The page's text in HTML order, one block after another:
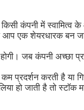
कंपनी में स्वामित्व
आप एक शेयरधारक बन
जब कंपनी अच्छा
प्रदर्शन करती है या
हो जाती है तो स्टॉक